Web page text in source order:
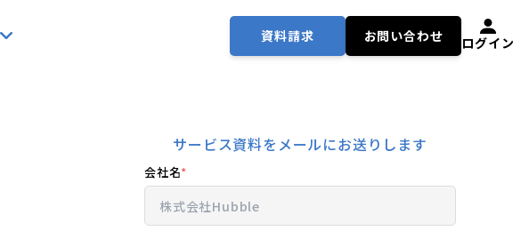
資料請求 お問い合わせ ログイン
サービス資料をメールにお送りします
会社名*